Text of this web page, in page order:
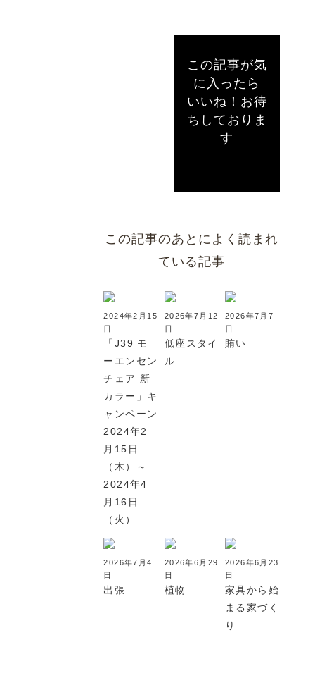
この記事が気
に入ったら
いいね！お待
ちしておりま
す
この記事のあとによく読まれ
ている記事
2024年2月15
日
「J39 モ
ーエンセン
チェア 新
カラー」キ
ャンペーン
2024年2
月15日
（木）～
2024年4
月16日
（火）
2026年7月12
日
低座スタイ
ル
2026年7月7
日
賄い
2026年7月4
日
出張
2026年6月29
日
植物
2026年6月23
日
家具から始
まる家づく
り